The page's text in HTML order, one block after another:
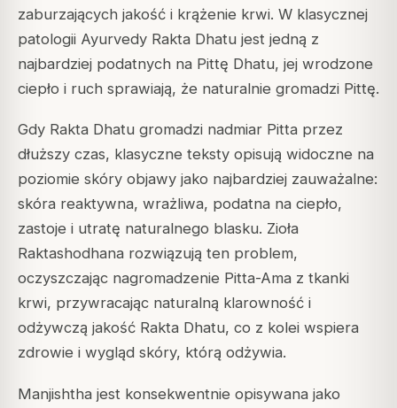
zaburzających jakość i krążenie krwi. W klasycznej
patologii Ayurvedy Rakta Dhatu jest jedną z
najbardziej podatnych na Pittę Dhatu, jej wrodzone
ciepło i ruch sprawiają, że naturalnie gromadzi Pittę.
Gdy Rakta Dhatu gromadzi nadmiar Pitta przez
dłuższy czas, klasyczne teksty opisują widoczne na
poziomie skóry objawy jako najbardziej zauważalne:
skóra reaktywna, wrażliwa, podatna na ciepło,
zastoje i utratę naturalnego blasku. Zioła
Raktashodhana rozwiązują ten problem,
oczyszczając nagromadzenie Pitta-Ama z tkanki
krwi, przywracając naturalną klarowność i
odżywczą jakość Rakta Dhatu, co z kolei wspiera
zdrowie i wygląd skóry, którą odżywia.
Manjishtha jest konsekwentnie opisywana jako